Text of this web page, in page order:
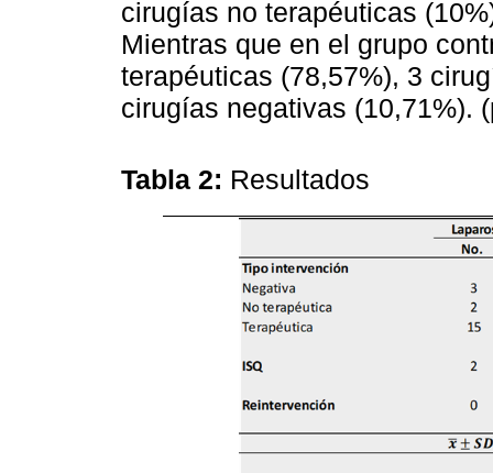
cirugías no terapéuticas
Mientras que en el grupo
terapéuticas (78,57%), 3
cirugías negativas (10,71%).
Tabla 2: Resultados